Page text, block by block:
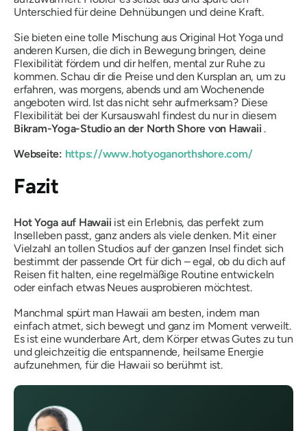
Unterschied für deine Dehnübungen und deine Kraft.
Sie bieten eine tolle Mischung aus Original Hot Yoga und
anderen Kursen, die dich in Bewegung bringen, deine
Flexibilität fördern und dir helfen, mental zur Ruhe zu
kommen. Schau dir die Preise und den Kursplan an, um zu
erfahren, was morgens, abends und am Wochenende
angeboten wird. Ist das nicht sehr aufmerksam? Diese
Flexibilität bei der Kursauswahl findest du nur in diesem
Bikram-Yoga-Studio an der North Shore von Hawaii.
Webseite: https://www.hotyoganorthshore.com/
Fazit
Hot Yoga auf Hawaii ist ein Erlebnis, das perfekt zum
Inselleben passt, ganz anders als viele denken. Mit einer
Vielzahl an tollen Studios auf der ganzen Insel findet sich
bestimmt der passende Ort für dich – egal, ob du dich auf
Reisen fit halten, eine regelmäßige Routine entwickeln
oder einfach etwas Neues ausprobieren möchtest.
Manchmal spürt man Hawaii am besten, indem man
einfach atmet, sich bewegt und ganz im Moment verweilt.
Es ist eine wunderbare Art, dem Körper etwas Gutes zu tun
und gleichzeitig die entspannende, heilsame Energie
aufzunehmen, für die Hawaii so berühmt ist.